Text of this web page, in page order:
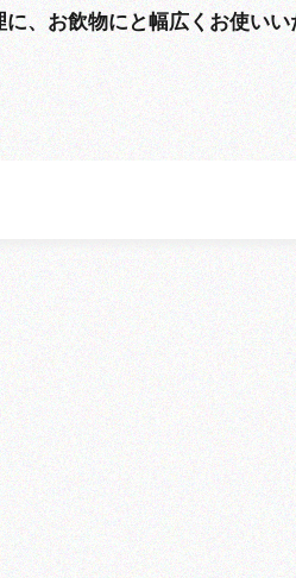
、お飲物にと幅広くお使いい